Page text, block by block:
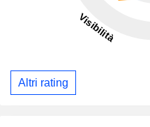
Altri rating